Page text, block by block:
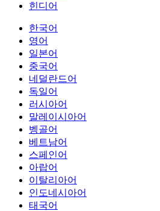
힌디어
한국어
영어
일본어
중국어
네덜란드어
독일어
러시아어
말레이시아어
벵골어
베트남어
스페인어
아랍어
이탈리아어
인도네시아어
태국어